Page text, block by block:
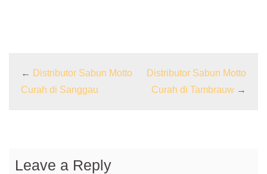
← Distributor Sabun Motto
Curah di Sanggau
Distributor Sabun Motto
Curah di Tambrauw →
Leave a Reply